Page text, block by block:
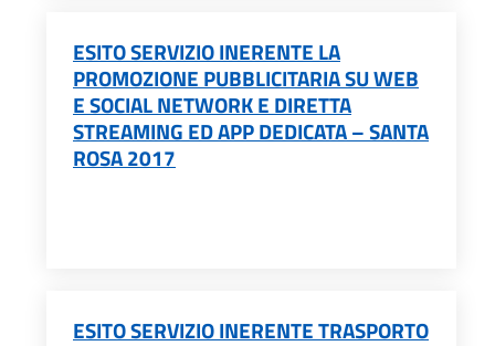
ESITO SERVIZIO INERENTE LA
PROMOZIONE PUBBLICITARIA SU WEB
E SOCIAL NETWORK E DIRETTA
STREAMING ED APP DEDICATA – SANTA
ROSA 2017
ESITO SERVIZIO INERENTE TRASPORTO